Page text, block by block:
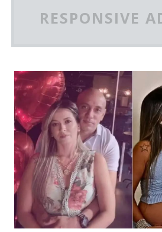
RESPONSIVE